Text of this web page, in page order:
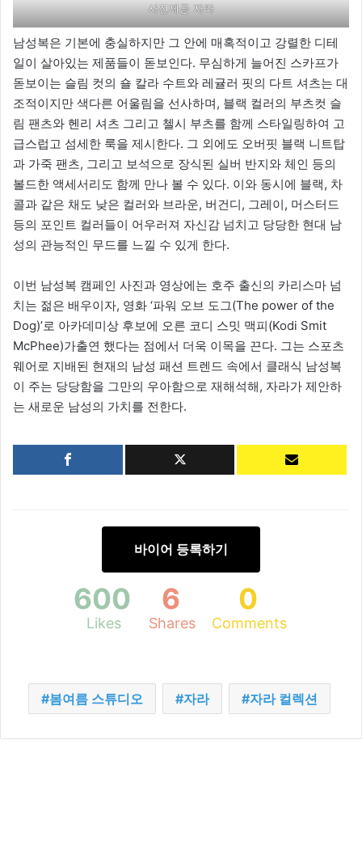
사진제공 자라
남성복은 기본에 충실하지만 그 안에 매혹적이고 강렬한 디테
일이 살아있는 제품들이 돋보인다. 무심하게 늘어진 스카프가
돋보이는 슬림 컷의 숄 칼라 수트와 레귤러 핏의 다트 셔츠는 대
조적이지만 색다른 어울림을 선사하며, 블랙 컬러의 부츠컷 슬
림 팬츠와 헨리 셔츠 그리고 첼시 부츠를 함께 스타일링하여 고
급스럽고 섬세한 룩을 제시한다. 그 외에도 오버핏 블랙 니트탑
과 가죽 팬츠, 그리고 보석으로 장식된 실버 반지와 체인 등의
볼드한 액세서리도 함께 만나 볼 수 있다. 이와 동시에 블랙, 차
콜과 같은 채도 낮은 컬러와 브라운, 버건디, 그레이, 머스터드
등의 포인트 컬러들이 어우러져 자신감 넘치고 당당한 현대 남
성의 관능적인 무드를 느낄 수 있게 한다.
이번 남성복 캠페인 사진과 영상에는 호주 출신의 카리스마 넘
치는 젊은 배우이자, 영화 ‘파워 오브 도그(The power of the
Dog)’로 아카데미상 후보에 오른 코디 스밋 맥피(Kodi Smit
McPhee)가출연 했다는 점에서 더욱 이목을 끈다. 그는 스포츠
웨어로 지배된 현재의 남성 패션 트렌드 속에서 클래식 남성복
이 주는 당당함을 그만의 우아함으로 재해석해, 자라가 제안하
는 새로운 남성의 가치를 전한다.
바이어 등록하기
600
Likes
6
Shares
0
Comments
봄여름 스튜디오 자라 자라 컬렉션